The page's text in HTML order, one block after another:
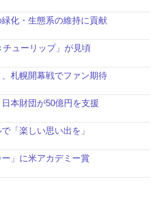
化・生態系の維持に貢献
チューリップ」が見頃
、札幌開幕戦でファン期待
本財団が50億円を支援
「楽しい思い出を」
ー」に米アカデミー賞